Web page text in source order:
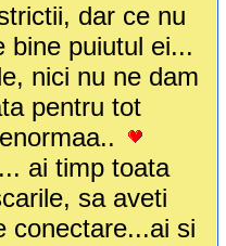
dar ce nu
bine puiutul ei...
nici nu ne dam
pentru tot
ai timp toata
sa aveti
conectare...ai si